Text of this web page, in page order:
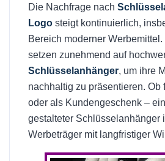
Die Nachfrage nach
Logo steigt kontinuierlich,
Bereich moderner
setzen zunehmend auf
Schlüsselanhänger, um ihre
nachhaltig zu präsentieren. Ob
oder als Kundengeschenk –
gestalteter Schlüsselanhänger
Werbeträger mit langfristiger